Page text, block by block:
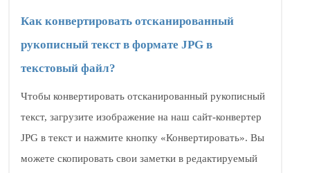
Как конвертировать отсканированный
рукописный текст в формате JPG в
текстовый файл?
Чтобы конвертировать отсканированный рукописный
текст, загрузите изображение на наш сайт-конвертер
JPG в текст и нажмите кнопку «Конвертировать». Вы
можете скопировать свои заметки в редактируемый